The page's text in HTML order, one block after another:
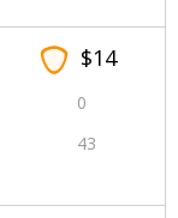
$14
0
43